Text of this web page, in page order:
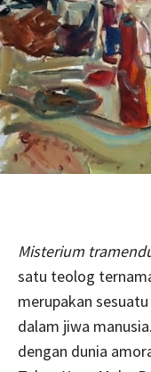
Misterium
satu teolog
merupakan
dalam jiwa
dengan dunia